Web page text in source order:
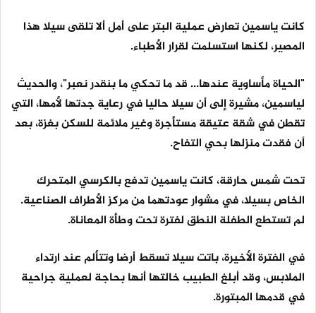
كانت ياسمين تعارض عملية البتر على أمل ألا تلقى سيلا هذا
المصير، لكنها استسلمت لقرار الأطباء.
"الحياة مأساوية عندها... قد ما تحكي ما بنقدر نعبر"، والحديث
لياسمين، مشيرة إلى أن سيلا حاليا في رعاية جدتها لأمها، التي
تقطن في شقة عتيقة مستأجرة وغير ملائمة للسكن بغزة، بعد
أن فقدت منزلها بحي التفاح.
تحت شمس حارقة، كانت ياسمين تدفع بالكرسي المتحرك
الخاص بسيلا، في مشوار عودتهما من مركز الأطراف الصناعية.
لم تستطع الطفلة النطق لفترة تحت وطأة المعاناة.
في الفترة الأخيرة، باتت سيلا تسقط أرضا وتتألم عند ارتداء
الملابس، وقد أبلغ الطبيب خالتها أنها بحاجة لعملية جراحية
في قدمها المبتورة.